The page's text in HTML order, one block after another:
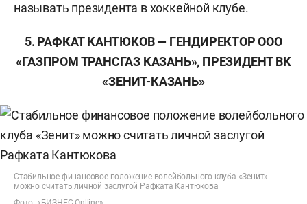
называть президента в хоккейной клубе.
5. РАФКАТ КАНТЮКОВ — ГЕНДИРЕКТОР ООО
«ГАЗПРОМ ТРАНСГАЗ КАЗАНЬ», ПРЕЗИДЕНТ ВК
«ЗЕНИТ-КАЗАНЬ»
Стабильное финансовое положение волейбольного клуба «Зенит»
можно считать личной заслугой Рафката Кантюкова